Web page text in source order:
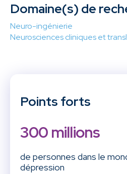
Domaine(s) de
Neuro-ingénierie
Neurosciences cliniques et
Points forts
300 millions
de personnes dans le
dépression